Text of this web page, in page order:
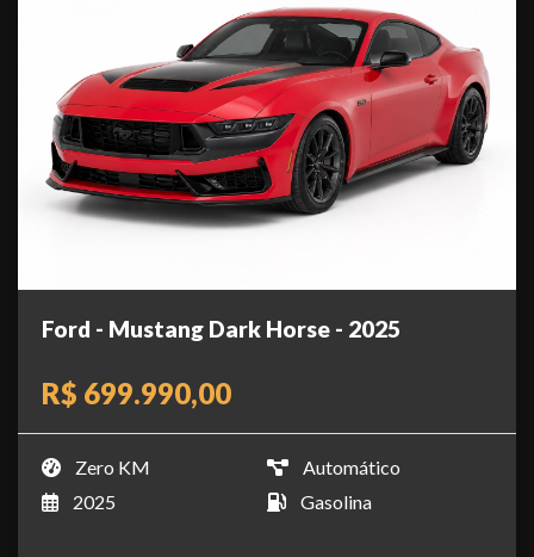
Ford - Mustang Dark Horse - 2025
R$ 699.990,00
Zero KM
Automático
2025
Gasolina